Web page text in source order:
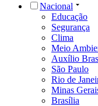
Nacional
Educação
Segurança
Clima
Meio
Auxílio
São Paulo
Rio de
Minas
Brasília